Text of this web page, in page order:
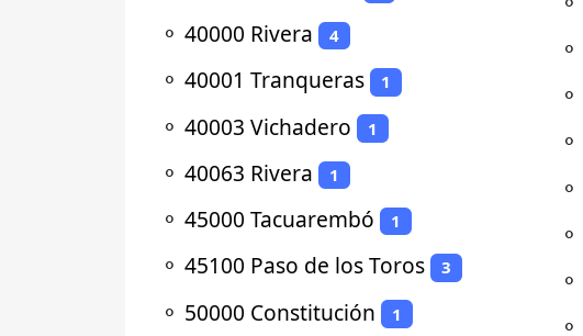
⚬ 40000 Rivera 4
⚬ 40001 Tranqueras 1
⚬ 40003 Vichadero 1
⚬ 40063 Rivera 1
⚬ 45000 Tacuarembó 1
⚬ 45100 Paso de los Toros 3
⚬ 50000 Constitución 1
⚬
⚬
⚬
⚬
⚬
⚬
⚬